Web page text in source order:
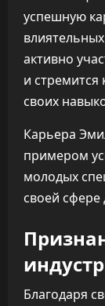
успешную
активно
и
своих
Карьера
примером
молодых
своей сфере
Благодаря